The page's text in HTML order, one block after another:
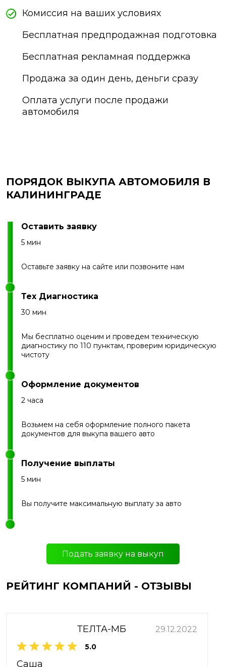
Комиссия на ваших условиях
Бесплатная предпродажная подготовка
Бесплатная рекламная поддержка
Продажа за один день, деньги сразу
Оплата услуги после продажи
автомобиля
ПОРЯДОК ВЫКУПА АВТОМОБИЛЯ В
КАЛИНИНГРАДЕ
Оставить заявку
5 мин
Оставьте заявку на сайте или позвоните нам
Тех Диагностика
30 мин
Мы бесплатно оценим и проведем техническую
диагностику по 110 пунктам, проверим юридическую
чистоту
Оформление документов
2 часа
Возьмем на себя оформление полного пакета
документов для выкупа вашего авто
Получение выплаты
5 мин
Вы получите максимальную выплату за авто
Подать заявку на выкуп
РЕЙТИНГ КОМПАНИЙ - ОТЗЫВЫ
ТЕЛТА-МБ 29.12.2022
5.0
Саша